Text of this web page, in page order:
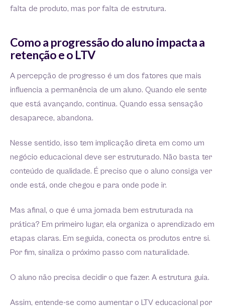
falta de produto, mas por falta de estrutura.
Como a progressão do aluno impacta a
retenção e o LTV
A percepção de progresso é um dos fatores que mais
influencia a permanência de um aluno. Quando ele sente
que está avançando, continua. Quando essa sensação
desaparece, abandona.
Nesse sentido, isso tem implicação direta em como um
negócio educacional deve ser estruturado. Não basta ter
conteúdo de qualidade. É preciso que o aluno consiga ver
onde está, onde chegou e para onde pode ir.
Mas afinal, o que é uma jornada bem estruturada na
prática? Em primeiro lugar, ela organiza o aprendizado em
etapas claras. Em seguida, conecta os produtos entre si.
Por fim, sinaliza o próximo passo com naturalidade.
O aluno não precisa decidir o que fazer. A estrutura guia.
Assim, entende-se como aumentar o LTV educacional por